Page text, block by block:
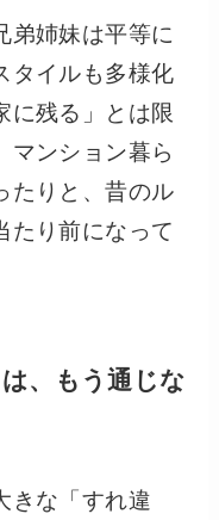
弟姉妹は平等に
タイルも多様化
に残る」とは限
マンション暮ら
たりと、昔のル
たり前になって
、もう通じな
きな「すれ違